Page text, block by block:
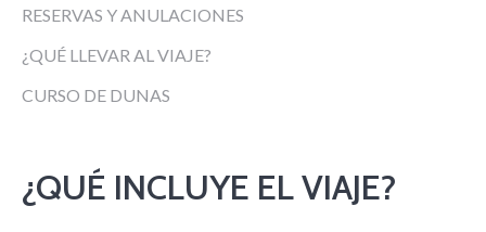
RESERVAS Y ANULACIONES
¿QUÉ LLEVAR AL VIAJE?
CURSO DE DUNAS
¿QUÉ INCLUYE EL VIAJE?